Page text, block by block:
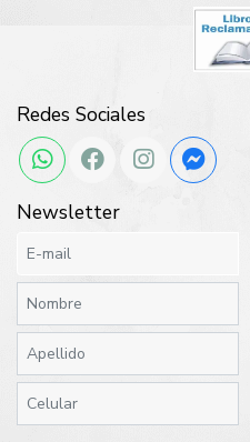
Redes Sociales
Newsletter